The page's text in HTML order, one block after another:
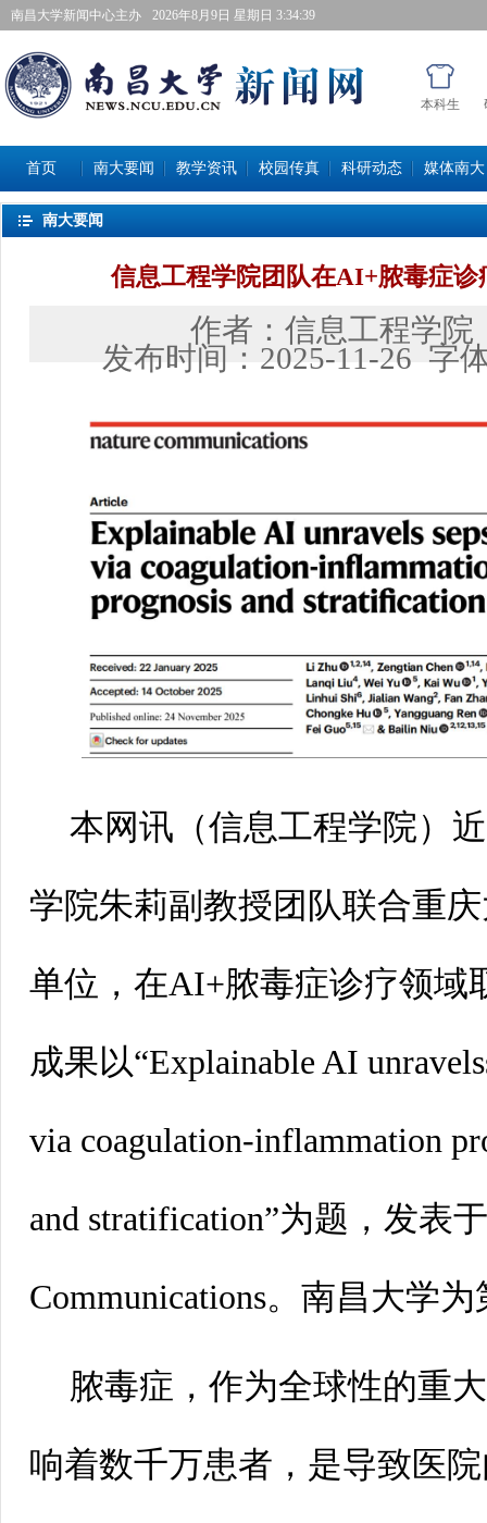
南昌大学新闻中心主办 2026年8月9日星期日 3:34:40
本科生
首页 南大要闻 教学资讯 校园传真 科研动态 媒体南大
南大要闻
信息工程学院团队在AI+脓毒症
作者： 信息工程学院
发布时间： 2025-11-26 字
本网讯（信息工程学院）
学院朱莉副教授团队联合重
单位，在AI+脓毒症诊疗领域
成果以“ExplainableAI
viacoagulation-inflammation
andstratification”为题，发表
Communications。南昌大学
脓毒症，作为全球性的重
响着数千万患者，是导致医